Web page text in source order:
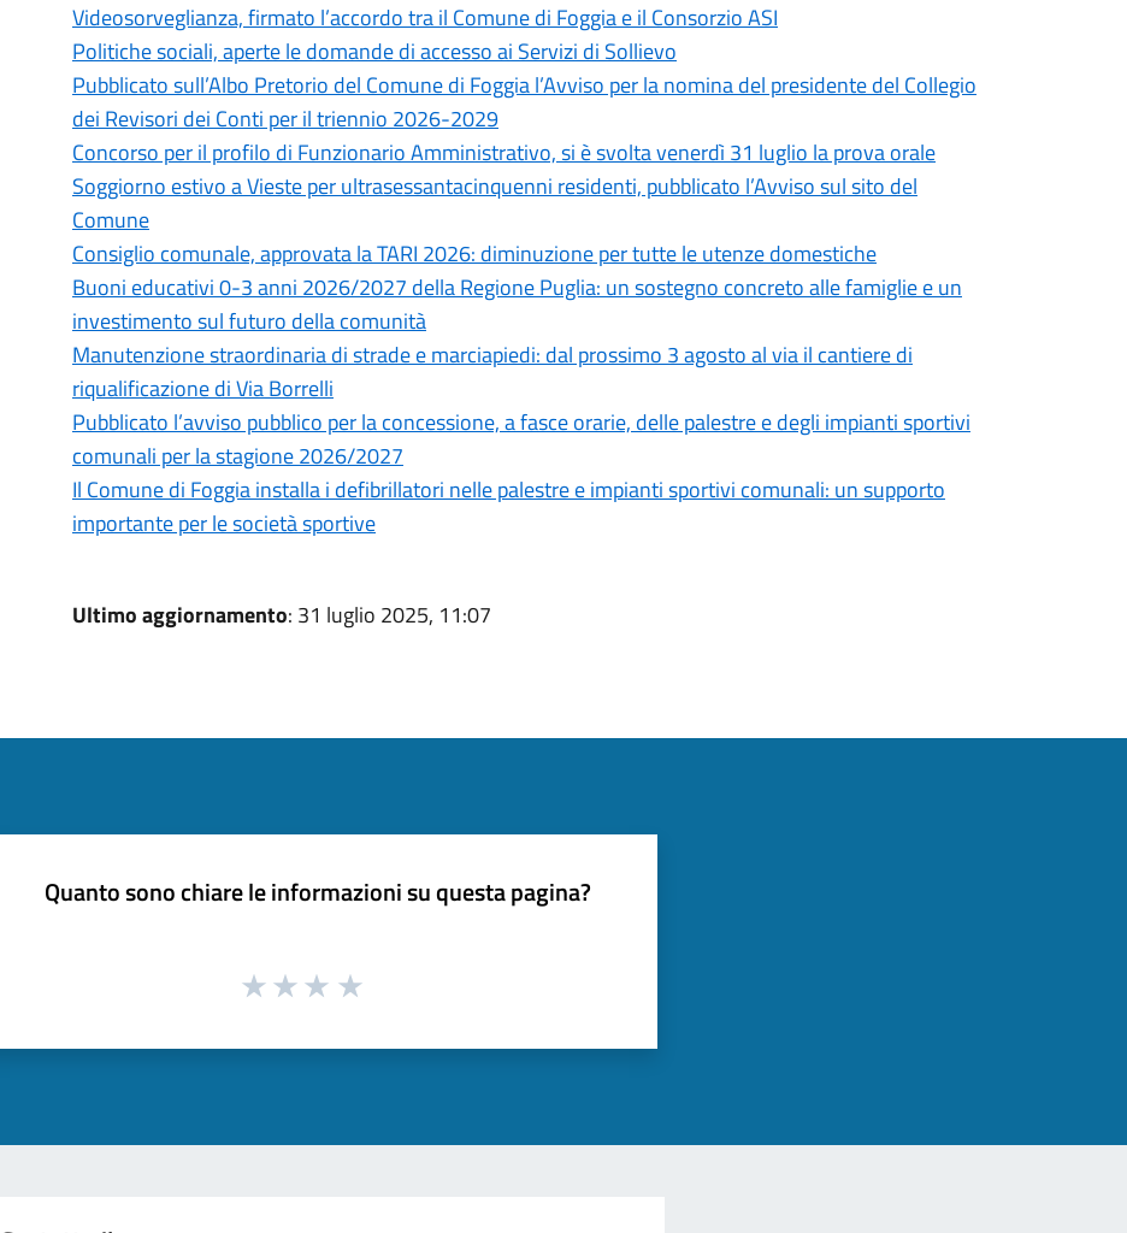
Videosorveglianza, firmato l’accordo tra il Comune di Foggia e il Consorzio ASI
Politiche sociali, aperte le domande di accesso ai Servizi di Sollievo
Pubblicato sull’Albo Pretorio del Comune di Foggia l’Avviso per la nomina del presidente del Collegio
dei Revisori dei Conti per il triennio 2026-2029
Concorso per il profilo di Funzionario Amministrativo, si è svolta venerdì 31 luglio la prova orale
Soggiorno estivo a Vieste per ultrasessantacinquenni residenti, pubblicato l’Avviso sul sito del
Comune
Consiglio comunale, approvata la TARI 2026: diminuzione per tutte le utenze domestiche
Buoni educativi 0-3 anni 2026/2027 della Regione Puglia: un sostegno concreto alle famiglie e un
investimento sul futuro della comunità
Manutenzione straordinaria di strade e marciapiedi: dal prossimo 3 agosto al via il cantiere di
riqualificazione di Via Borrelli
Pubblicato l’avviso pubblico per la concessione, a fasce orarie, delle palestre e degli impianti sportivi
comunali per la stagione 2026/2027
Il Comune di Foggia installa i defibrillatori nelle palestre e impianti sportivi comunali: un supporto
importante per le società sportive
Ultimo aggiornamento: 31 luglio 2025, 11:07
Quanto sono chiare le informazioni su questa pagina?